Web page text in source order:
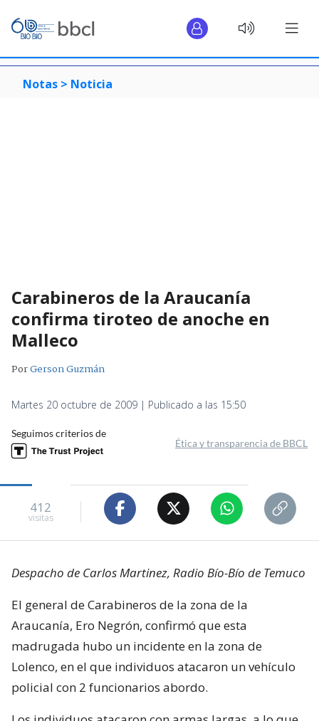
Notas > Noticia
Carabineros de la Araucanía
confirma tiroteo de anoche en
Malleco
PorGerson Guzmán
Martes 20 octubre de 2009 | Publicado a las 15:50
Seguimos criterios de
Ética y transparencia de BBCL
412
visitas
Despacho de Carlos Martinez, Radio Bío-Bío de Temuco
El general de Carabineros de la zona de la
Araucanía, Ero Negrón, confirmó que esta
madrugada hubo un incidente en la zona de
Lolenco, en el que individuos atacaron un vehículo
policial con 2 funcionarios abordo.